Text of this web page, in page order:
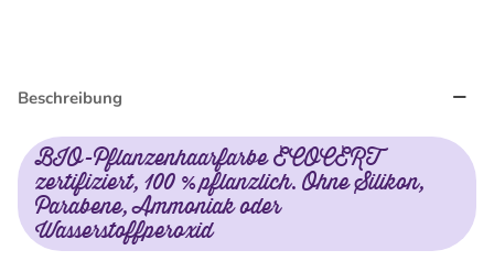
Beschreibung
BIO-Pflanzenhaarfarbe ECOCERT
zertifiziert, 100 % pflanzlich. Ohne Silikon,
Parabene, Ammoniak oder
Wasserstoffperoxid